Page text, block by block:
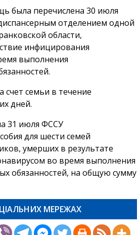
была перечислена 30 июля
отделением одной
области,
инфицирования
выполнения
счет семьи в течение
дней.
31 июля ФССУ
для шести семей
умерших в результате
во время выполнения
обязанностей, на общую сумму
МЕРЕЖАХ